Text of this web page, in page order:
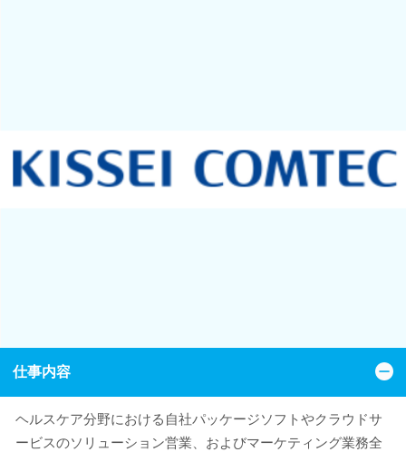
仕事内容
ヘルスケア分野における自社パッケージソフトやクラウドサ
ービスのソリューション営業、およびマーケティング業務全